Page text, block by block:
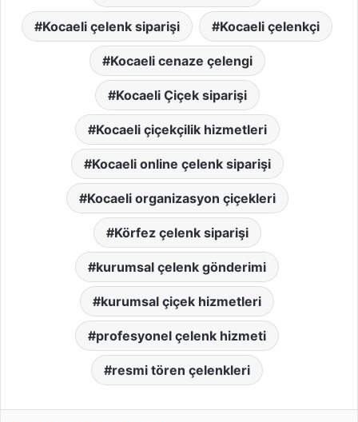
Kocaeli çelenk siparişi Kocaeli çelenkçi
Kocaeli cenaze çelengi
Kocaeli Çiçek siparişi
Kocaeli çiçekçilik hizmetleri
Kocaeli online çelenk siparişi
Kocaeli organizasyon çiçekleri
Körfez çelenk siparişi
kurumsal çelenk gönderimi
kurumsal çiçek hizmetleri
profesyonel çelenk hizmeti
resmi tören çelenkleri